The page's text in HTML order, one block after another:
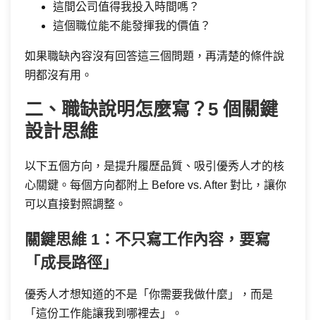
這間公司值得我投入時間嗎？
這個職位能不能發揮我的價值？
如果職缺內容沒有回答這三個問題，再清楚的條件說
明都沒有用。
二、職缺說明怎麼寫？5 個關鍵
設計思維
以下五個方向，是提升履歷品質、吸引優秀人才的核
心關鍵。每個方向都附上 Before vs. After 對比，讓你
可以直接對照調整。
關鍵思維 1：不只寫工作內容，要寫
「成長路徑」
優秀人才想知道的不是「你需要我做什麼」，而是
「這份工作能讓我到哪裡去」。